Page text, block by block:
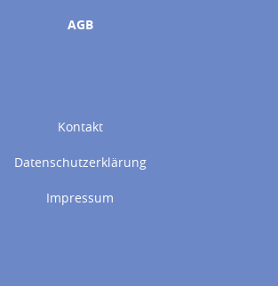
AGB
Kontakt
Datenschutzerklärung
Impressum